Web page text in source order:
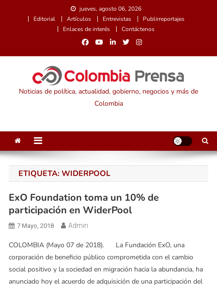
jueves, agosto 06, 2026
Editorial
Artículos Entrevistas
Publirreportajes
Enlaces de interés
Contáctenos
Noticias de política, actualidad, gobierno, negocios y más de
Colombia
ETIQUETA:WIDERPOOL
ExO Foundation toma un 10% de
participación en WiderPool
7 Mayo, 2018 Admin
COLOMBIA (Mayo 07 de 2018). La Fundación ExO, una
corporación de beneficio público comprometida con el cambio
social positivo y la sociedad en migración hacia la abundancia, ha
anunciado hoy el acuerdo de adquisición de una participación del